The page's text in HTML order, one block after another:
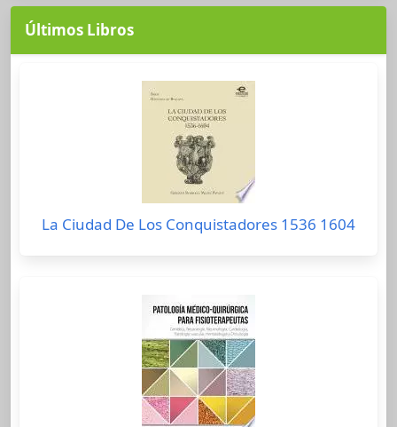
Últimos Libros
La Ciudad De Los Conquistadores 1536 1604